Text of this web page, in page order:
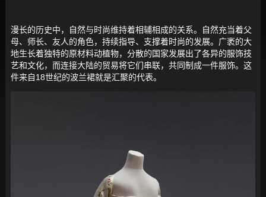
漫长的历史中，自然与时尚维持着相辅相成的关系。自然充当着父
母、师长、友人的角色，持续指导、支撑着时尚的发展。广袤的大
地生长着独特的原材料动植物，分散的国家发展出了各异的服饰技
艺和文化，而连接大陆的贸易将它们串联，共同制成一件服饰。这
件来自18世纪的波兰裙就是汇聚的代表。